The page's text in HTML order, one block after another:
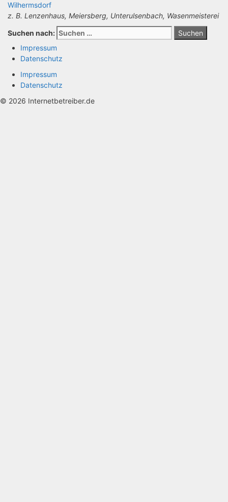
Wilhermsdorf
z. B. Lenzenhaus, Meiersberg, Unterulsenbach, Wasenmeisterei
Suchen nach:
Impressum
Datenschutz
Impressum
Datenschutz
© 2026 Internetbetreiber.de